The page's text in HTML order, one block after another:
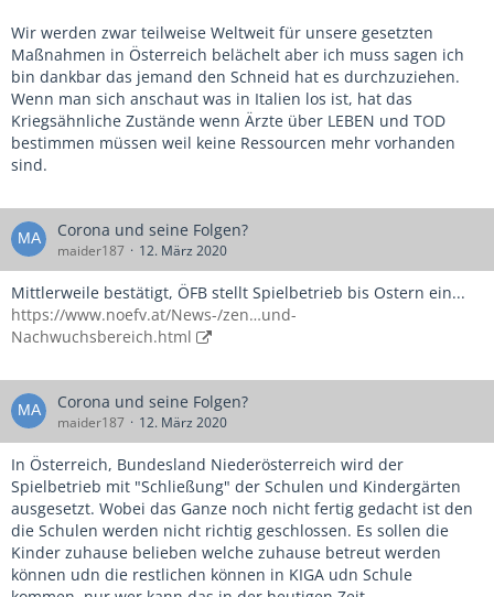
Wir werden zwar teilweise Weltweit für unsere gesetzten
Maßnahmen in Österreich belächelt aber ich muss sagen ich
bin dankbar das jemand den Schneid hat es durchzuziehen.
Wenn man sich anschaut was in Italien los ist, hat das
Kriegsähnliche Zustände wenn Ärzte über LEBEN und TOD
bestimmen müssen weil keine Ressourcen mehr vorhanden
sind.
Corona und seine Folgen?
maider187 12. März 2020
Mittlerweile bestätigt, ÖFB stellt Spielbetrieb bis Ostern ein...
https://www.noefv.at/News-/zen…und-
Nachwuchsbereich.html
Corona und seine Folgen?
maider187 12. März 2020
In Österreich, Bundesland Niederösterreich wird der
Spielbetrieb mit "Schließung" der Schulen und Kindergärten
ausgesetzt. Wobei das Ganze noch nicht fertig gedacht ist den
die Schulen werden nicht richtig geschlossen. Es sollen die
Kinder zuhause belieben welche zuhause betreut werden
können udn die restlichen können in KIGA udn Schule